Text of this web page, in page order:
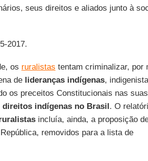
seus direitos e aliados junto à
2017.
os ruralistas tentam criminalizar, por
de lideranças indígenas,
os preceitos Constitucionais nas
direitos indígenas no Brasil. O
incluía, ainda, a proposição
removidos para a lista de